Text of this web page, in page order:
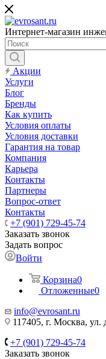
Интернет-магазин
Акции
Услуги
Блог
Бренды
Как купить
Условия оплаты
Условия доставки
Гарантия на товар
Компания
Карьера
Контакты
Партнеры
Вопрос-ответ
Контакты
+7 (901) 729-45-74
Заказать звонок
Задать вопрос
Войти
Корзина0
Отложенные0
info@evrosant.ru
117405, г. Москва, ул.
+7 (901) 729-45-74
Заказать звонок